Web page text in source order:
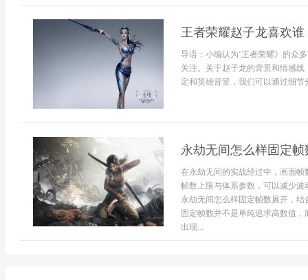
王者荣耀赵子龙喜欢谁
导语：小编认为‘王者荣耀》的众
关注。关于赵子龙的背景和情感
定和英雄背景，我们可以通过细
永劫无间怎么样固定帧
在永劫无间的实战经过中，画面
帧数上限与体系参数，可以减少
永劫无间怎么样固定帧数展开，
固定帧数并不是单纯追求高数值
出现...